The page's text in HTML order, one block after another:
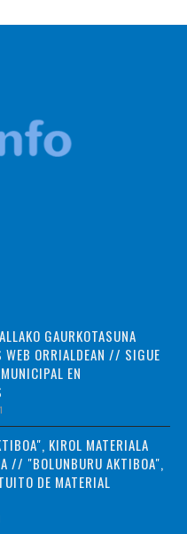
GAURKOTASUNA
WEB ORRIALDEAN // SIGUE
EN
KIROL MATERIALA
// "BOLUNBURU AKTIBOA",
DE MATERIAL